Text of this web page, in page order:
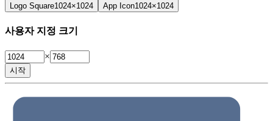
Logo Square1024×1024 App Icon1024×1024
사용자 지정 크기
×
시작